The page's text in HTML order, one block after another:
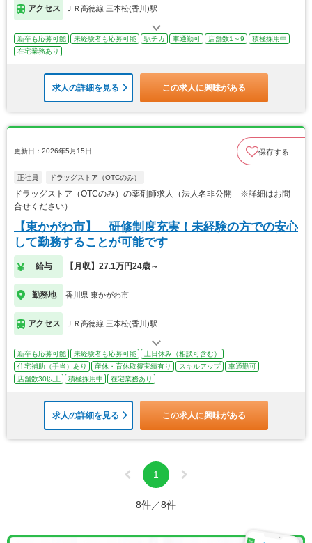
アクセス ＪＲ高徳線 三本松(香川)駅
新卒も応募可能 未経験者も応募可能 駅チカ 車通勤可 店舗数1～9
積極採用中
在宅業務あり
求人の詳細を見る この求人に興味がある
更新日：2026年5月15日 保存する
正社員 ドラッグストア（OTCのみ）
ドラッグストア（OTCのみ）の薬剤師求人（法人名非公開 ※詳細はお問
合せください）
【東かがわ市】 研修制度充実！未経験の方での安心
して勤務することが可能です
給与 【月収】27.1万円24歳～
勤務地 香川県 東かがわ市
アクセス ＪＲ高徳線 三本松(香川)駅
新卒も応募可能 未経験者も応募可能
土日休み（相談可含む）
住宅補助（手当）あり
産休・育休取得実績有り スキルアップ
車通勤可
店舗数30以上
積極採用中 在宅業務あり
求人の詳細を見る この求人に興味がある
1
8件／8件